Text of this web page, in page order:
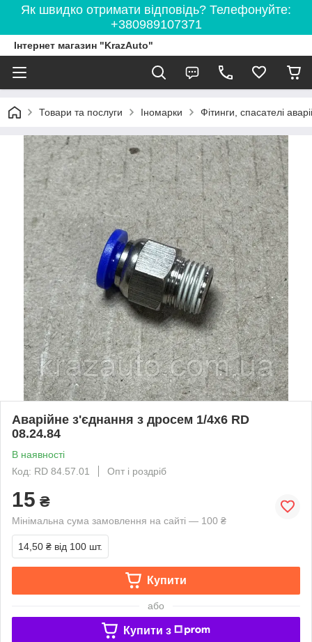
Як швидко отримати відповідь? Телефонуйте:
+380989107371
Інтернет магазин "KrazAuto"
Товари та послуги Іномарки Фітинги, спасателі
Аварійне з'єднання з дросем 1/4х6 RD
08.24.84
В наявності
Код: RD 84.57.01
Опт і роздріб
15 ₴
Мінімальна сума замовлення на сайті — 100 ₴
14,50 ₴ від 100 шт.
Купити
або
Купити з